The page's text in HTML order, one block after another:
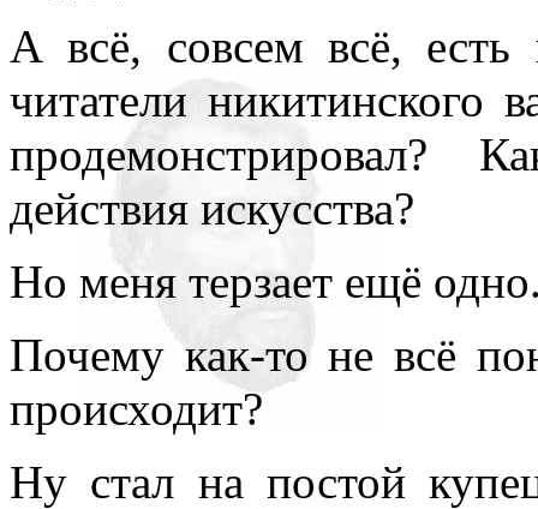
А всё, совсем всё,
читатели никитинского
продемонстрировал?
действия искусства?
Но меня терзает ещё
Почему как-то не всё
происходит?
Ну стал на постой